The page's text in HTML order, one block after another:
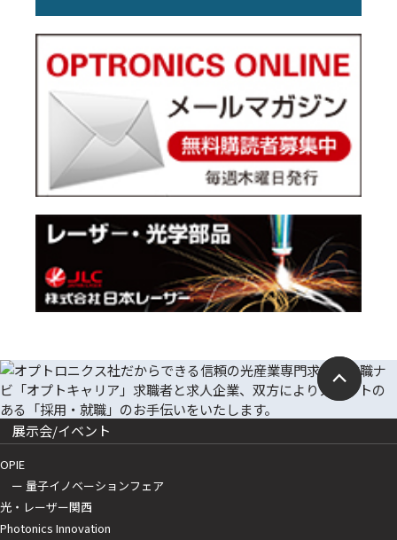
展示会/イベント
OPIE
ー 量子イノベーションフェア
光・レーザー関西
Photonics Innovation